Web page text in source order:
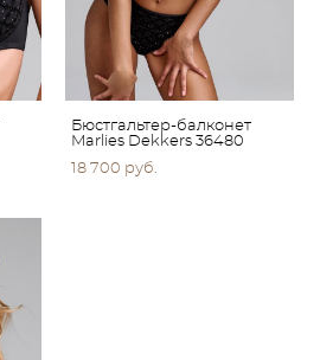
Бюстгальтер-балконет
Marlies Dekkers 36480
18 700 pуб.